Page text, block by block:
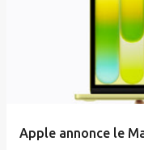
Apple annonce le